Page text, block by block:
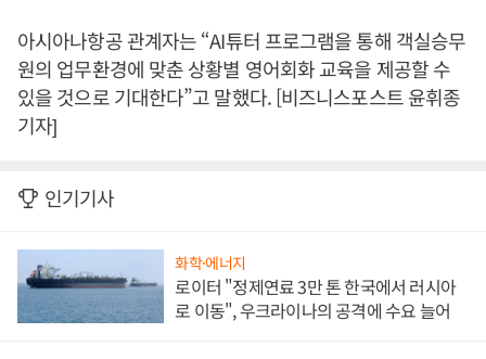
아시아나항공 관계자는 “AI튜터 프로그램을 통해 객실승무
원의 업무환경에 맞춘 상황별 영어회화 교육을 제공할 수
있을 것으로 기대한다”고 말했다. [비즈니스포스트 윤휘종
기자]
인기기사
화학·에너지
로이터 "정제연료 3만 톤 한국에서 러시아
로 이동", 우크라이나의 공격에 수요 늘어